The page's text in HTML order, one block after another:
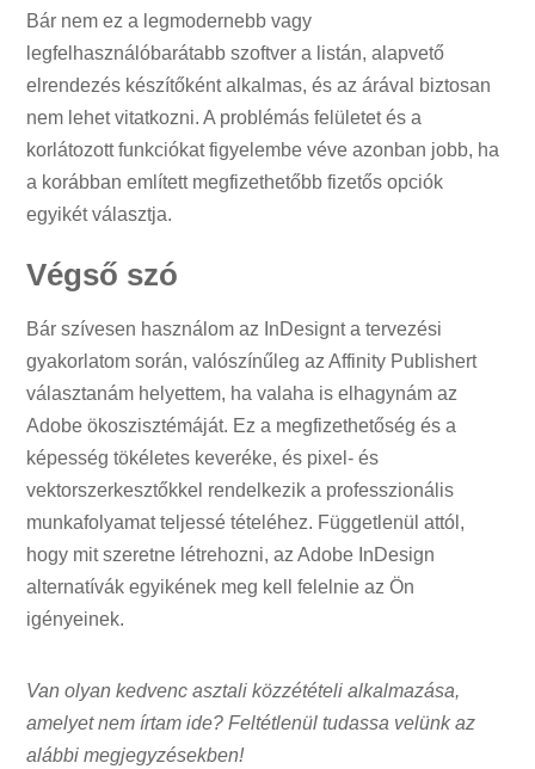
Bár nem ez a legmodernebb vagy
legfelhasználóbarátabb szoftver a listán, alapvető
elrendezés készítőként alkalmas, és az árával biztosan
nem lehet vitatkozni. A problémás felületet és a
korlátozott funkciókat figyelembe véve azonban jobb, ha
a korábban említett megfizethetőbb fizetős opciók
egyikét választja.
Végső szó
Bár szívesen használom az InDesignt a tervezési
gyakorlatom során, valószínűleg az Affinity Publishert
választanám helyettem, ha valaha is elhagynám az
Adobe ökoszisztémáját. Ez a megfizethetőség és a
képesség tökéletes keveréke, és pixel- és
vektorszerkesztőkkel rendelkezik a professzionális
munkafolyamat teljessé tételéhez. Függetlenül attól,
hogy mit szeretne létrehozni, az Adobe InDesign
alternatívák egyikének meg kell felelnie az Ön
igényeinek.
Van olyan kedvenc asztali közzétételi alkalmazása,
amelyet nem írtam ide? Feltétlenül tudassa velünk az
alábbi megjegyzésekben!